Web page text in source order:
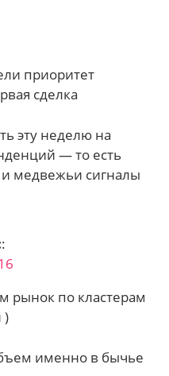
приоритет
сделка
эту неделю на
— то есть
медвежьи сигналы
:
рынок по кластерам
)
именно в бычье